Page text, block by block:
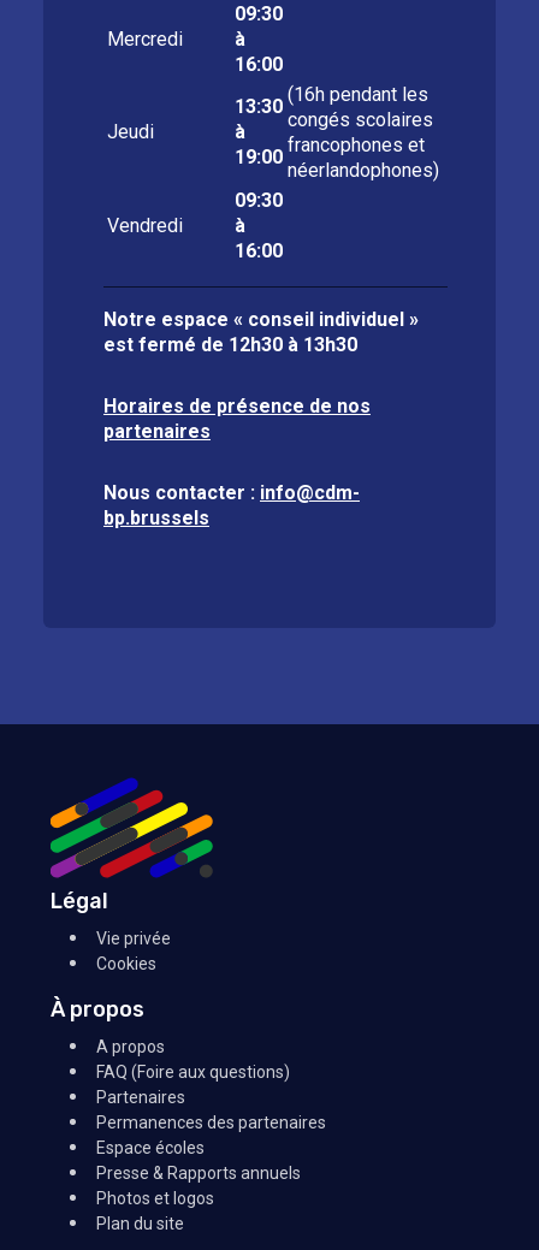
Mercredi
09:30
à
16:00
Jeudi
13:30
à
19:00
(16h pendant les
congés scolaires
francophones et
néerlandophones)
Vendredi
09:30
à
16:00
Notre espace « conseil individuel »
est fermé de 12h30 à 13h30
Horaires de présence de nos
partenaires
Nous contacter : info@cdm-
bp.brussels
Légal
Vie privée
Cookies
À propos
A propos
FAQ (Foire aux questions)
Partenaires
Permanences des partenaires
Espace écoles
Presse & Rapports annuels
Photos et logos
Plan du site